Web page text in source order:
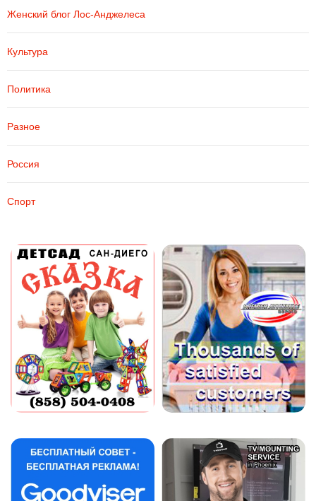
Женский блог Лос-Анджелеса
Культура
Политика
Разное
Россия
Спорт